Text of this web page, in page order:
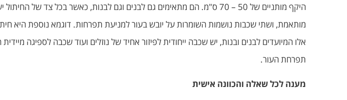
היקף מותניים של 50 – 70 ס"מ. הם מתאימים גם לבנים וגם לבנות, כאשר בכל
אלו המיועדים לבנים ובנות, יש שכבה ייחודית לפיזור אחיד של נוזלים ועוד שכבה לספיגה
תפרחת העור.
מענה לכל שאלה והכוונה אישית